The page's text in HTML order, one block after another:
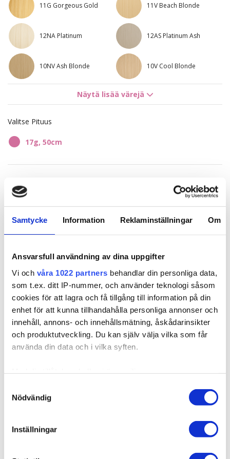
Samtycke Information Reklaminställningar Om
Ansvarsfull användning av dina uppgifter
Vi och våra 1022 partners behandlar din personliga data,
som t.ex. ditt IP-nummer, och använder teknologi såsom
cookies för att lagra och få tillgång till information på din
enhet för att kunna tillhandahålla personliga annonser och
innehåll, annons- och innehållsmätning, åskådarinsikter
och produktutveckling. Du kan själv välja vilka som får
använda din data och i vilka syften.
kan ha en noggrannhet på upp till flera meter
Ta reda på mer om hur dina personliga uppgifter
Nödvändig
Inställningar
11G Gorgeous Gold 11V Beach Blonde
12NA Platinum 12AS Platinum Ash
10NV Ash Blonde 10V Cool Blonde
10AS Titanium Blonde 5RV Red Passion
8R Bright Red
7BN/10B Sandy Brown
10V/12A Caramello Blonde
Sandy Brown Balayage
7BN/10B
Näytä lisää värejä
Valitse Pituus
17g, 50cm
58,08 €
34,76 €
Nopeat toimitukset
LISÄÄ OSTOSKORIIN